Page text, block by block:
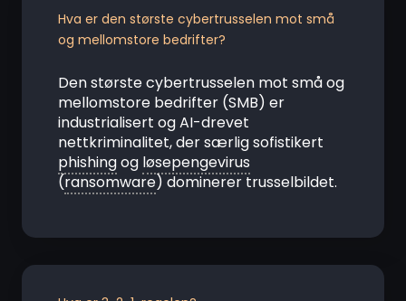
Hva er den største cybertrusselen mot små
og mellomstore bedrifter?
Den største cybertrusselen mot små og
mellomstore bedrifter (SMB) er
industrialisert og AI-drevet
nettkriminalitet, der særlig sofistikert
phishingog løsepengevirus
(ransomware) dominerer trusselbildet.